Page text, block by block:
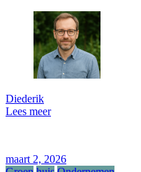
Diederik
Lees meer
maart 2, 2026